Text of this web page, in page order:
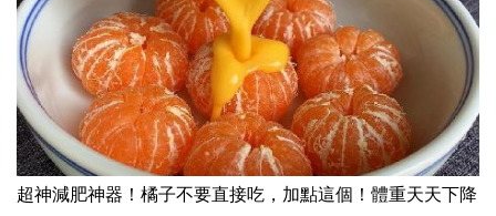
超神減肥神器！橘子不要直接吃，加點這個！體重天天下降